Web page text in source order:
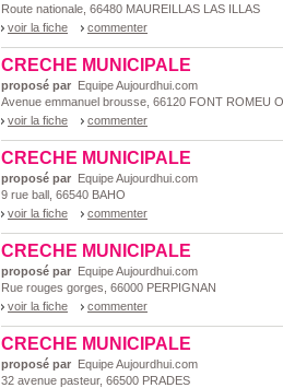
Route nationale, 66480 MAUREILLAS LAS ILLAS
voir la fiche
commenter
CRECHE MUNICIPALE
proposé par Equipe Aujourdhui.com
Avenue emmanuel brousse, 66120 FONT ROMEU
voir la fiche
commenter
CRECHE MUNICIPALE
proposé par Equipe Aujourdhui.com
9 rue ball, 66540 BAHO
voir la fiche
commenter
CRECHE MUNICIPALE
proposé par Equipe Aujourdhui.com
Rue rouges gorges, 66000 PERPIGNAN
voir la fiche
commenter
CRECHE MUNICIPALE
proposé par Equipe Aujourdhui.com
32 avenue pasteur, 66500 PRADES